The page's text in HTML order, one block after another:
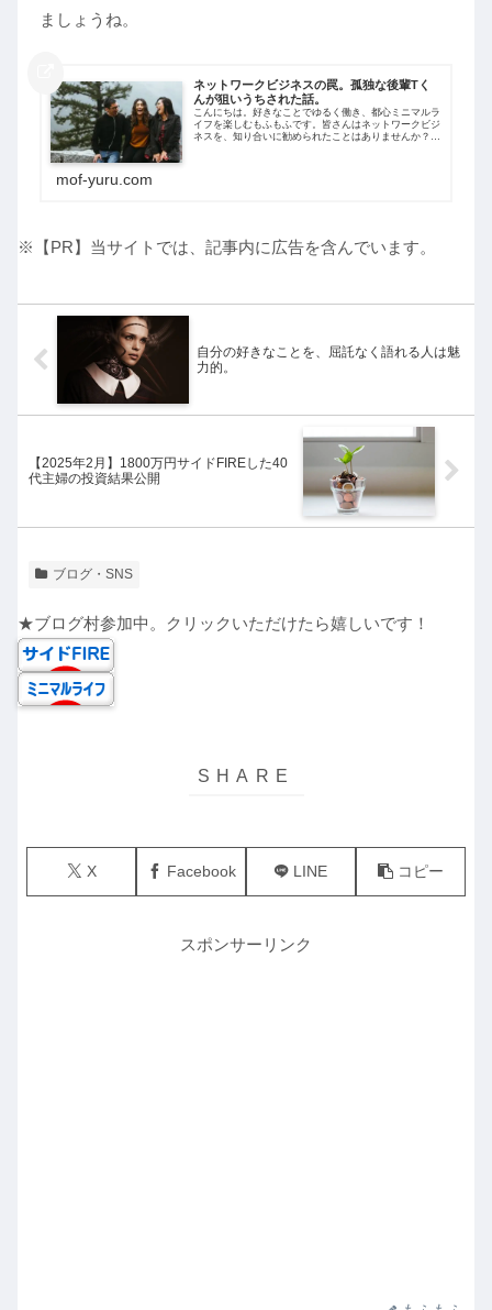
ましょうね。
ネットワークビジネスの罠。孤独な後輩Tく
んが狙いうちされた話。
こんにちは。好きなことでゆるく働き、都心ミニマルラ
イフを楽しむもふもふです。皆さんはネットワークビジ
ネスを、知り合いに勧められたことはありませんか？今
mof-yuru.com
※【PR】当サイトでは、記事内に広告を含んでいます。
自分の好きなことを、屈託なく語れる人は魅
力的。
【2025年2月】1800万円サイドFIREした40
代主婦の投資結果公開
ブログ・SNS
★ブログ村参加中。クリックいただけたら嬉しいです！
X Facebook LINE コピー
スポンサーリンク